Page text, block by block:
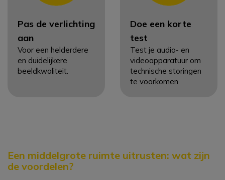
Pas de verlichting
aan
Voor een helderdere
en duidelijkere
beeldkwaliteit.
Doe een korte
test
Test je audio- en
videoapparatuur om
technische storingen
te voorkomen
Een middelgrote ruimte uitrusten: wat zijn
de voordelen?